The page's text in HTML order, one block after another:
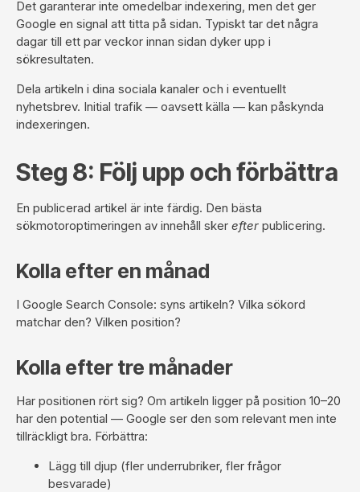
Det garanterar inte omedelbar indexering, men det ger
Google en signal att titta på sidan. Typiskt tar det några
dagar till ett par veckor innan sidan dyker upp i
sökresultaten.
Dela artikeln i dina sociala kanaler och i eventuellt
nyhetsbrev. Initial trafik — oavsett källa — kan påskynda
indexeringen.
Steg 8: Följ upp och förbättra
En publicerad artikel är inte färdig. Den bästa
sökmotoroptimeringen av innehåll sker efter publicering.
Kolla efter en månad
I Google Search Console: syns artikeln? Vilka sökord
matchar den? Vilken position?
Kolla efter tre månader
Har positionen rört sig? Om artikeln ligger på position 10–20
har den potential — Google ser den som relevant men inte
tillräckligt bra. Förbättra:
Lägg till djup (fler underrubriker, fler frågor
besvarade)